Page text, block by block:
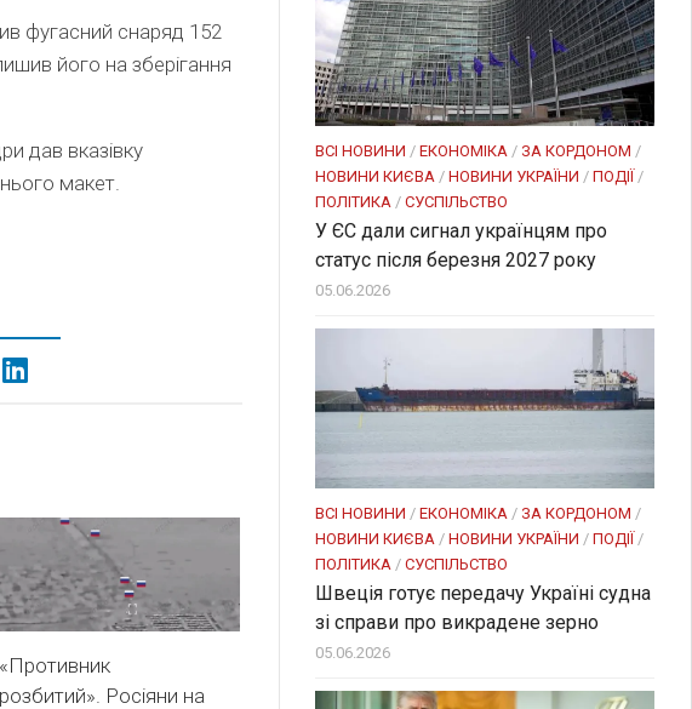
фугасний снаряд 152
його на зберігання
дав вказівку
макет.
«Противник
розбитий». Росіяни на
ВСІ НОВИНИ / ЕКОНОМІКА / ЗА КОРДОНОМ /
НОВИНИ КИЄВА / НОВИНИ УКРАЇНИ / ПОДІЇ /
ПОЛІТИКА / СУСПІЛЬСТВО
У ЄС дали сигнал українцям про
статус після березня 2027 року
05.06.2026
ВСІ НОВИНИ / ЕКОНОМІКА / ЗА КОРДОНОМ /
НОВИНИ КИЄВА / НОВИНИ УКРАЇНИ / ПОДІЇ/
ПОЛІТИКА / СУСПІЛЬСТВО
Швеція готує передачу Україні судна
зі справи про викрадене зерно
05.06.2026